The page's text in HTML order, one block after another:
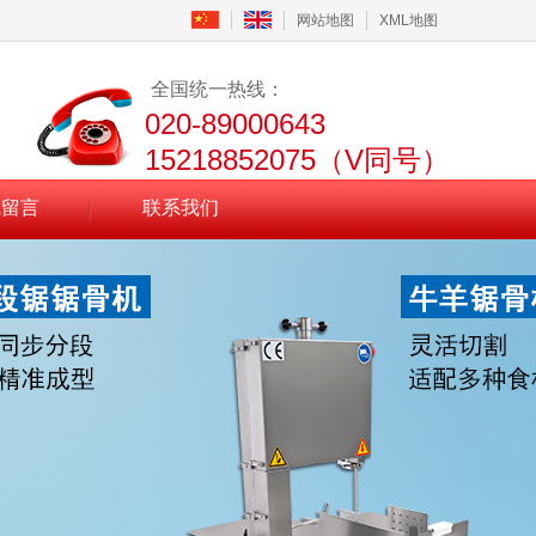
网站地图 XML地图
全国统一热线：
020-89000643
15218852075（V同号）
言 联系我们